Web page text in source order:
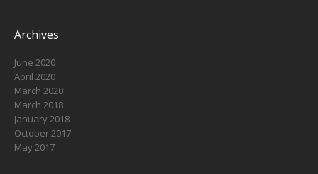
Archives
June 2020
April 2020
March 2020
March 2018
January 2018
October 2017
May 2017